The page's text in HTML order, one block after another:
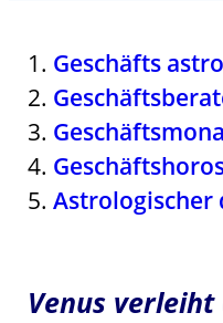
Geschäfts
Astrologischer
Venus